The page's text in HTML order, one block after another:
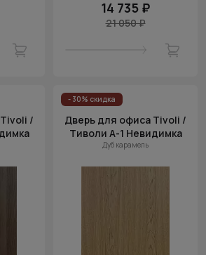
14 735 ₽
21 050 ₽
/
- 30% скидка
Дверь для офиса Tivoli /
Тиволи А-1 Невидимка
Дуб карамель